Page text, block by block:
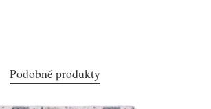
Podobné produkty